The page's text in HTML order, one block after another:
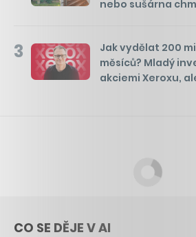
nebo sušárna
3
Jak vydělat 200
měsíců? Mladý
akciemi Xeroxu,
CO SE DĚJE V AI